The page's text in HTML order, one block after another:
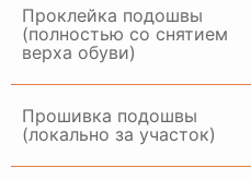
Проклейка подошвы
(полностью со снятием
верха обуви)
Прошивка подошвы
(локально за участок)